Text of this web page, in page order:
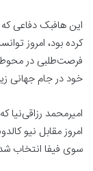
این هافبک دفاعی که
کرده بود، امروز
فرصت‌طلبی در
خود در جام جهانی زیر ۱۷ سال را مقابل نیو کالدونیا داشته
امیرمحمد رزاقی‌نیا
امروز مقابل نیو
سوی فیفا انتخاب